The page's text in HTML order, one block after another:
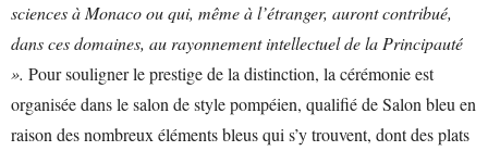
sciences à Monaco ou qui, même à l’étranger, auront contribué,
dans ces domaines, au rayonnement intellectuel de la Principauté
». Pour souligner le prestige de la distinction, la cérémonie est
organisée dans le salon de style pompéien, qualifié de Salon bleu en
raison des nombreux éléments bleus qui s’y trouvent, dont des plats